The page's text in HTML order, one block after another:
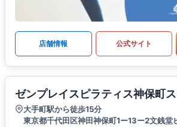
店舗情報 公式サイト
ゼンプレイスピラティス神保町
大手町駅から徒歩15分
東京都千代田区神田神保町1ー13ー2文銭堂